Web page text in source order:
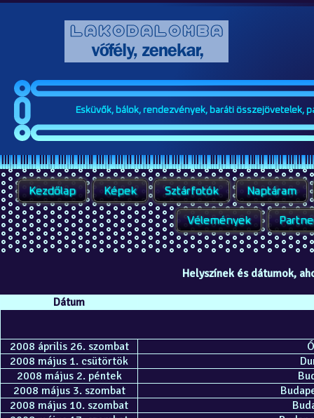
Esküvők, bálok, rendezvények, baráti összejövetelek,
Kezdőlap Képek Sztárfotók Naptáram
Vélemények
Helyszínek és dátumok,
Dátum
2008 április 26. szombat
2008 május 1. csütörtök
2008 május 2. péntek
2008 május 3. szombat
2008 május 10. szombat